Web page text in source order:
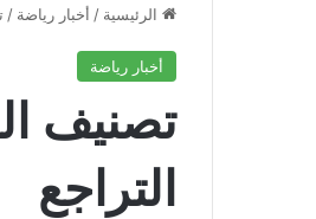
الرئيسية / أخبار رياضة /
أخبار رياضة
تصنيف
التراجع